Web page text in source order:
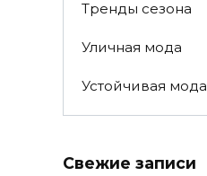
Тренды сезона
Уличная мода
Устойчивая мода
Свежие записи